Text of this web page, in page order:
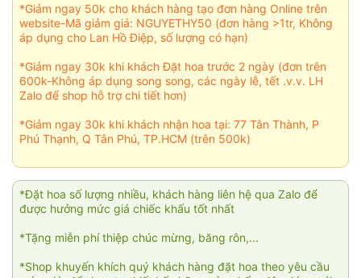
*Giảm ngay 50k cho khách hàng tạo đơn hàng Online trên
website-Mã giảm giá: NGUYETHY50 (đơn hàng >1tr, Không
áp dụng cho Lan Hồ Điệp, số lượng có hạn)
*Giảm ngay 30k khi khách Đặt hoa trước 2 ngày (đơn trên
600k-Không áp dụng song song, các ngày lễ, tết .v.v. LH
Zalo để shop hỗ trợ chi tiết hơn)
*Giảm ngay 30k khi khách nhận hoa tại: 77 Tân Thành, P
Phú Thạnh, Q Tân Phú, TP.HCM (trên 500k)
*Đặt hoa số lượng nhiều, khách hàng liên hệ qua Zalo để
được hưởng mức giá chiếc khấu tốt nhất
*Tặng miễn phí thiệp chúc mừng, băng rôn,...
*Shop khuyến khích quý khách hàng đặt hoa theo yêu cầu